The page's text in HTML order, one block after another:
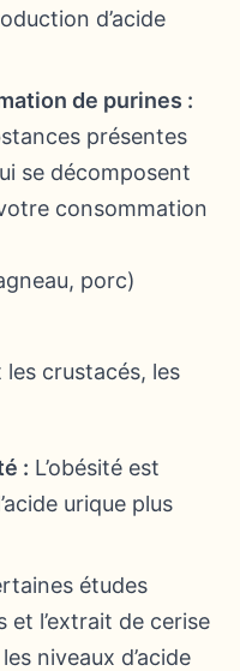
d’acide
de purines :
présentes
se décomposent
consommation
porc)
crustacés, les
: L’obésité est
urique plus
études
et l’extrait de cerise
niveaux d’acide